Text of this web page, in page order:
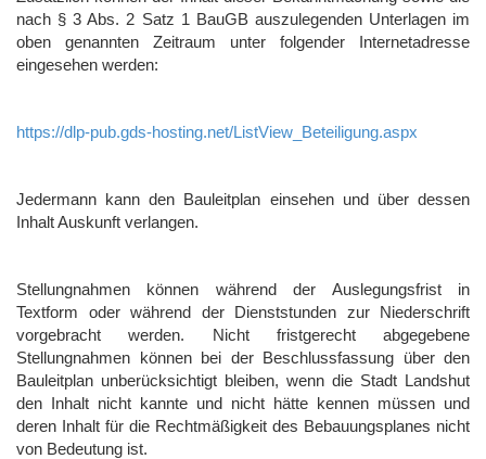
nach § 3 Abs. 2 Satz 1 BauGB auszulegenden Unterlagen im
oben genannten Zeitraum unter folgender Internetadresse
eingesehen werden:
https://dlp-pub.gds-hosting.net/ListView_Beteiligung.aspx
Jedermann kann den Bauleitplan einsehen und über dessen
Inhalt Auskunft verlangen.
Stellungnahmen können während der Auslegungsfrist in
Textform oder während der Dienststunden zur Niederschrift
vorgebracht werden. Nicht fristgerecht abgegebene
Stellungnahmen können bei der Beschlussfassung über den
Bauleitplan unberücksichtigt bleiben, wenn die Stadt Landshut
den Inhalt nicht kannte und nicht hätte kennen müssen und
deren Inhalt für die Rechtmäßigkeit des Bebauungsplanes nicht
von Bedeutung ist.